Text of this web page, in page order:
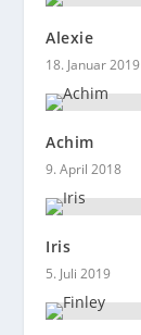
Alexie
18. Januar 2019
Achim
9. April 2018
Iris
5. Juli 2019